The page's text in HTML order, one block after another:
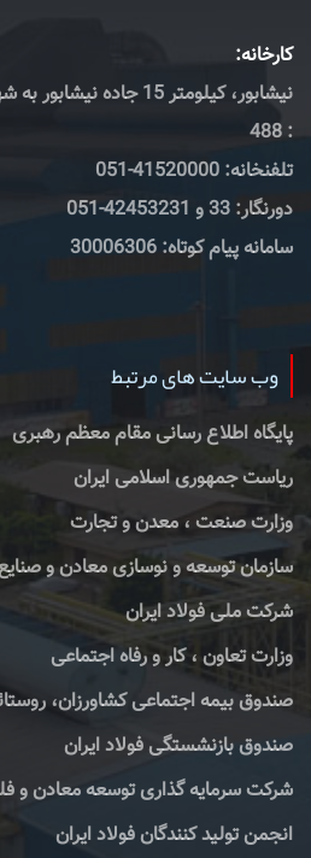
کارخانه:
نیشابور، کیلومتر 15
: 488
تلفنخانه: 41520000-051
دورنگار: 33 و 42453231-051
سامانه پیام کوتاه: 30006306
وب سایت های مرتبط
پایگاه اطلاع رسانی مقام معظم رهبری
ریاست جمهوری اسلامی ایران
وزارت صنعت ، معدن و تجارت
سازمان توسعه و نوسازی معادن و
شرکت ملی فولاد ایران
وزارت تعاون ، کار و رفاه اجتماعی
صندوق بیمه اجتماعی کشاورزان،
صندوق بازنشستگی فولاد ایران
شرکت سرمایه گذاری توسعه معادن و
انجمن تولید کنندگان فولاد ایران